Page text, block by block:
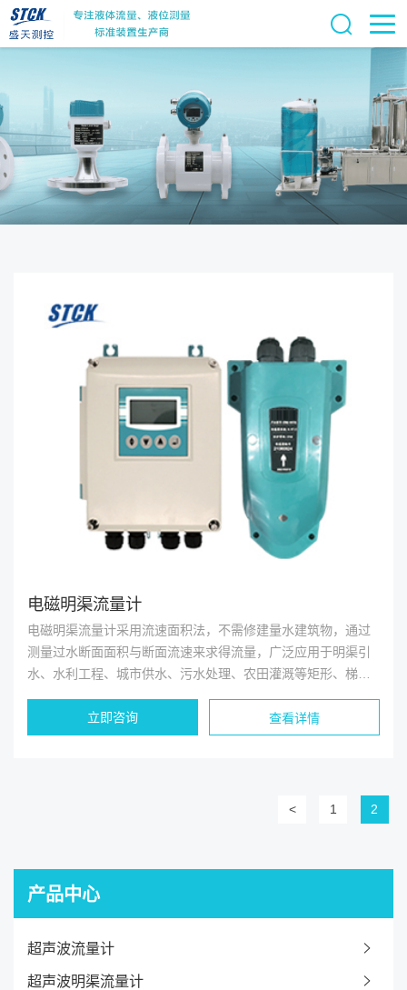
产品中心
超声波流量计
超声波明渠流量计
电磁明渠流量计
电磁明渠流量计采用流速面积法，不需修建量水建筑物，通过
测量过水断面面积与断面流速来求得流量，广泛应用于明渠引
水、水利工程、城市供水、污水处理、农田灌溉等矩形、梯形
立即咨询
查看详情
< 1 2